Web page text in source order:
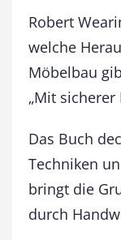
n
M
e
g
Robert
welche
Möbelbau
„Mit sicherer
Das Buch
Techniken
bringt die
durch